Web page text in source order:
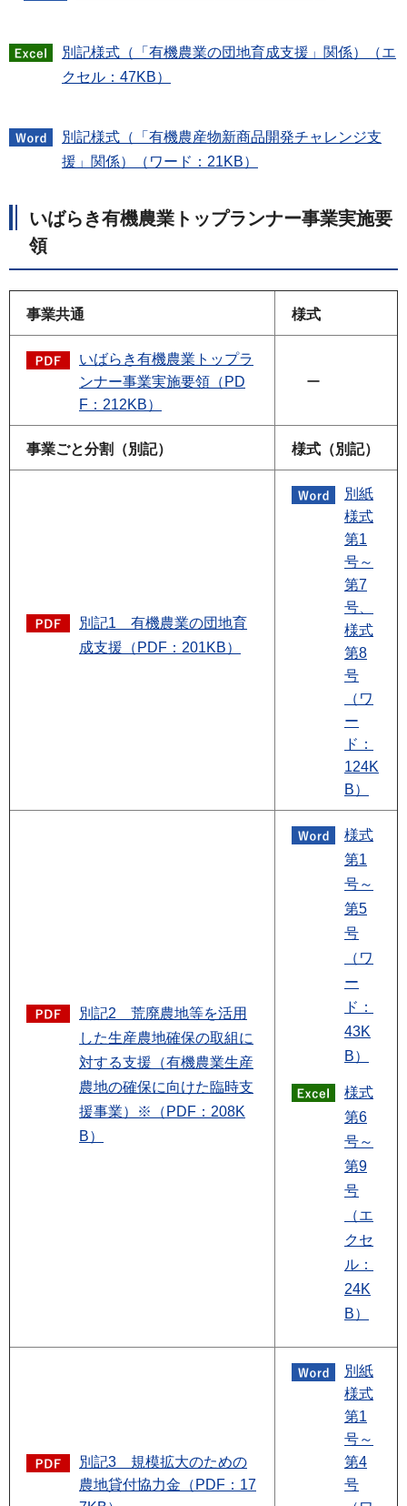
別記様式（「有機農業の団地育成支援」関係）（エ
クセル：47KB）
別記様式（「有機農産物新商品開発チャレンジ支
援」関係）（ワード：21KB）
いばらき有機農業トップランナー事業実施要
領
事業共通 様式
いばらき有機農業トップラ
ンナー事業実施要領（PD
F：212KB）
ー
事業ごと分割（別記） 様式（別記）
別記1 有機農業の団地育
成支援（PDF：201KB）
別紙
様式
第1
号～
第7
号、
様式
第8
号
（ワ
ー
ド：
124K
B）
別記2 荒廃農地等を活用
した生産農地確保の取組に
対する支援（有機農業生産
農地の確保に向けた臨時支
援事業）※（PDF：208K
B）
様式
第1
号～
第5
号
（ワ
ー
ド：
43K
B）
様式
第6
号～
第9
号
（エ
クセ
ル：
24K
B）
別記3 規模拡大のための
農地貸付協力金（PDF：17
別紙
様式
第1
号～
第4
号